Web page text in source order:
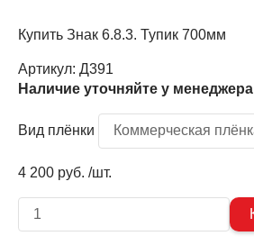
Купить Знак 6.8.3. Тупик 700мм
Артикул: Д391
Наличие уточняйте у менеджера
Вид плёнки
4 200 руб. /шт.